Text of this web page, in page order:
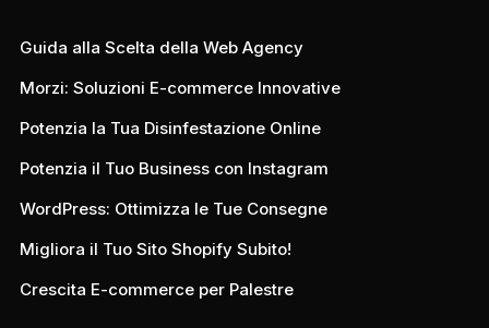
Guida alla Scelta della Web Agency
Morzi: Soluzioni E-commerce Innovative
Potenzia la Tua Disinfestazione Online
Potenzia il Tuo Business con Instagram
WordPress: Ottimizza le Tue Consegne
Migliora il Tuo Sito Shopify Subito!
Crescita E-commerce per Palestre